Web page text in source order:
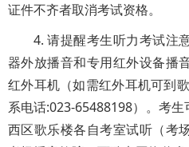
证件不齐者取消考试资格。
4. 请提醒考生听力考试注
器外放播音和专用红外设备播
红外耳机（如需红外耳机可到
系电话:023-65488198）。考
西区歌乐楼各自考室试听（考